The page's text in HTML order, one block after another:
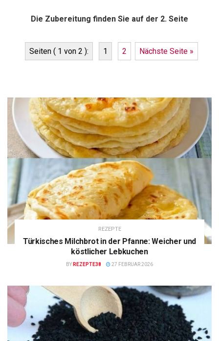
Die Zubereitung finden Sie auf der 2. Seite
Seiten ( 1 von 2 ): 1 2 Nächste Seite »
REZEPTE
Türkisches Milchbrot in der Pfanne: Weicher und
köstlicher Lebkuchen
BY REZEPTE38 27 FEBRUAR 2026